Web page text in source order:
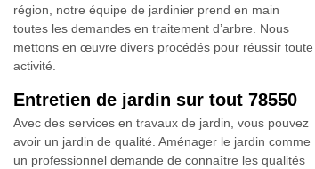
région, notre équipe de jardinier prend en main
toutes les demandes en traitement d’arbre. Nous
mettons en œuvre divers procédés pour réussir toute
activité.
Entretien de jardin sur tout 78550
Avec des services en travaux de jardin, vous pouvez
avoir un jardin de qualité. Aménager le jardin comme
un professionnel demande de connaître les qualités